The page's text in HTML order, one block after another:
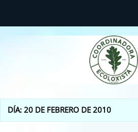
Coordinadora
DÍA:20 DE FEBRERO DE 2010